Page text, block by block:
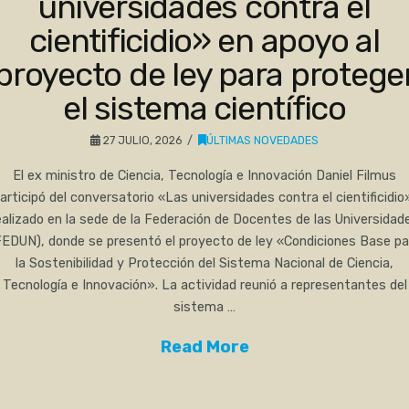
cientificidio» en apoyo al
de ley para
el sistema científico
27 JULIO, 2026 ÚLTIMAS NOVEDADES
El ex ministro de Ciencia, Tecnología e Innovación Daniel Filmus
del conversatorio «Las universidades contra el
en la sede de la Federación de Docentes de las
donde se presentó el proyecto de ley «Condiciones Base
la Sostenibilidad y Protección del Sistema Nacional de Ciencia,
Tecnología e Innovación». La actividad reunió a representantes del
sistema …
Read More